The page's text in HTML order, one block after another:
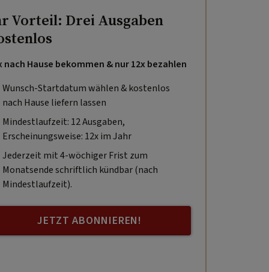
Vorteil: Drei Ausgaben
nach Hause bekommen & nur 12x bezahlen
Wunsch-Startdatum wählen & kostenlos
nach Hause liefern lassen
Mindestlaufzeit: 12 Ausgaben,
Erscheinungsweise: 12x im Jahr
Jederzeit mit 4-wöchiger Frist zum
Monatsende schriftlich kündbar (nach
Mindestlaufzeit).
JETZT ABONNIEREN!